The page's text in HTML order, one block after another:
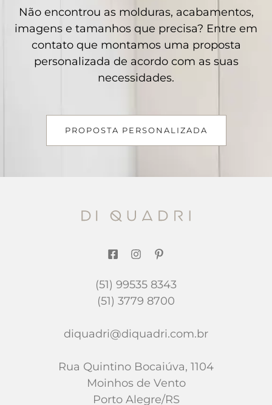
Não encontrou as molduras, acabamentos,
imagens e tamanhos que precisa? Entre em
contato que montamos uma proposta
personalizada de acordo com as suas
necessidades.
PROPOSTA PERSONALIZADA
(51) 99535 8343
(51) 3779 8700
diquadri@diquadri.com.br
Rua Quintino Bocaiúva, 1104
Moinhos de Vento
Porto Alegre/RS